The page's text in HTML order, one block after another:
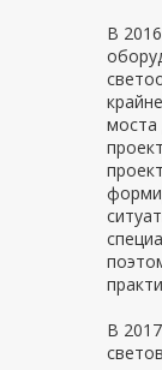
В
моста
В